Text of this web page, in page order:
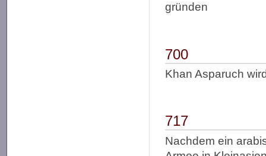
gründen
700
Khan Asparuch
717
Nachdem ein